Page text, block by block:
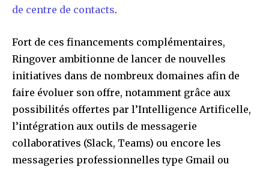
de centre de contacts.
Fort de ces financements complémentaires,
Ringover ambitionne de lancer de nouvelles
initiatives dans de nombreux domaines afin de
faire évoluer son offre, notamment grâce aux
possibilités offertes par l’Intelligence Artificelle,
l’intégration aux outils de messagerie
collaboratives (Slack, Teams) ou encore les
messageries professionnelles type Gmail ou